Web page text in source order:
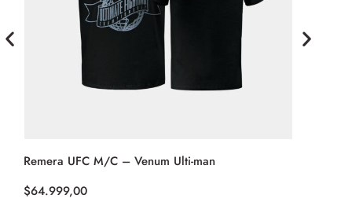
Remera UFC M/C – Venum Ulti-man
$64.999,00